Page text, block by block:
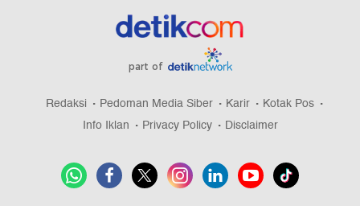
part of
Redaksi Pedoman Media Siber Karir
Kotak Pos
Info Iklan
Privacy Policy Disclaimer